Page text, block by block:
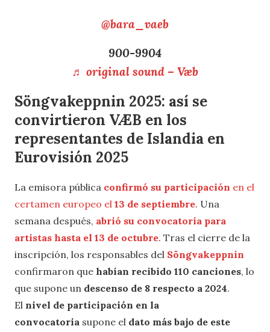
@bara_vaeb
900-9904
♬ original sound – Væb
Söngvakeppnin 2025: así se
convirtieron VÆB en los
representantes de Islandia en
Eurovisión 2025
La emisora pública confirmó su participación en el
certamen europeo el 13 de septiembre. Una
semana después, abrió su convocatoria para
artistas hasta el 13 de octubre. Tras el cierre de la
inscripción, los responsables del Söngvakeppnin
confirmaron que habían recibido 110 canciones, lo
que supone un descenso de 8 respecto a 2024.
El nivel de participación en la
convocatoria supone el dato más bajo de este